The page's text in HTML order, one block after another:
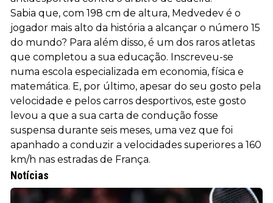
Sabia que, com 198 cm de altura, Medvedev é o
jogador mais alto da história a alcançar o número 15
do mundo? Para além disso, é um dos raros atletas
que completou a sua educação. Inscreveu-se
numa escola especializada em economia, física e
matemática. E, por último, apesar do seu gosto pela
velocidade e pelos carros desportivos, este gosto
levou a que a sua carta de condução fosse
suspensa durante seis meses, uma vez que foi
apanhado a conduzir a velocidades superiores a 160
km/h nas estradas de França.
Notícias